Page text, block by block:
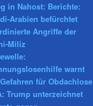
in Nahost: Berichte:
Arabien befürchtet
Angriffe der
Miliz
warnt
für Obdachlose
Trump unterzeichnet